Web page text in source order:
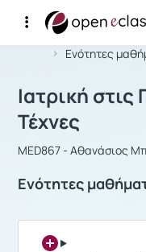
Αρχική Σελίδα
Ενότητες
Μάθημα :
Ιατρική
Τέχνες
MED867 - Αθανάσιος
Ενότητες